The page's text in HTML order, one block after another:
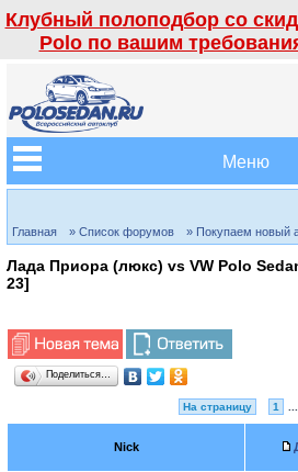
Клубный полоподбор со
Polo по вашим
Меню
Главная » Список форумов » Покупаем новый
Лада Приора (люкс) vs VW Polo
23]
Поделиться…
На страницу 1
Nick